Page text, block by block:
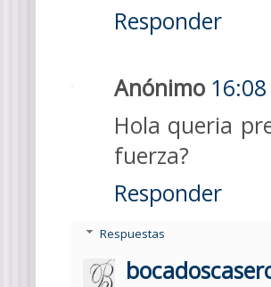
Responder
Anónimo 16:08
Hola queria
fuerza?
Responder
Respuestas